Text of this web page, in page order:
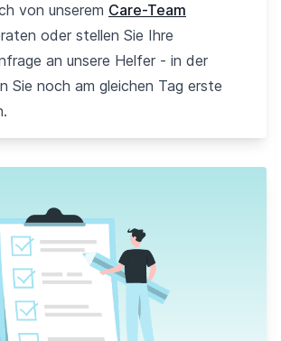
von unserem Care-Team
oder stellen Sie Ihre
an unsere Helfer - in der
Sie noch am gleichen Tag erste